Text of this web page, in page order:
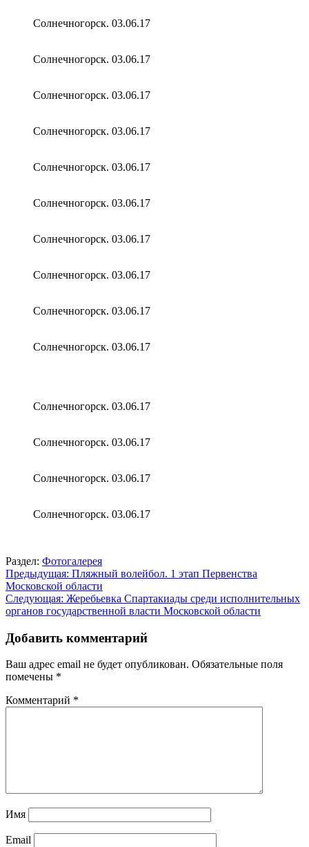
Солнечногорск. 03.06.17
Солнечногорск. 03.06.17
Солнечногорск. 03.06.17
Солнечногорск. 03.06.17
Солнечногорск. 03.06.17
Солнечногорск. 03.06.17
Солнечногорск. 03.06.17
Солнечногорск. 03.06.17
Солнечногорск. 03.06.17
Солнечногорск. 03.06.17
Солнечногорск. 03.06.17
Солнечногорск. 03.06.17
Солнечногорск. 03.06.17
Солнечногорск. 03.06.17
Раздел: Фотогалерея
Навигация
по
записям
Предыдущая: Пляжный волейбол. 1 этап Первенства
Московской области
Следующая: Жеребьевка Спартакиады среди исполнительных
органов государственной власти Московской области
Добавить комментарий
Ваш адрес email не будет опубликован. Обязательные поля
помечены *
Комментарий *
Имя
Email